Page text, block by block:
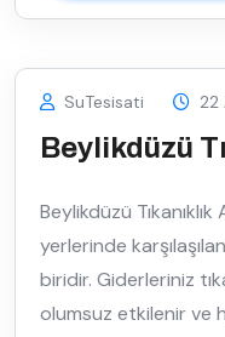
SuTesisati 22
Beylikdüzü
Beylikdüzü
yerlerinde
biridir. Giderleriniz
olumsuz etkilenir ve